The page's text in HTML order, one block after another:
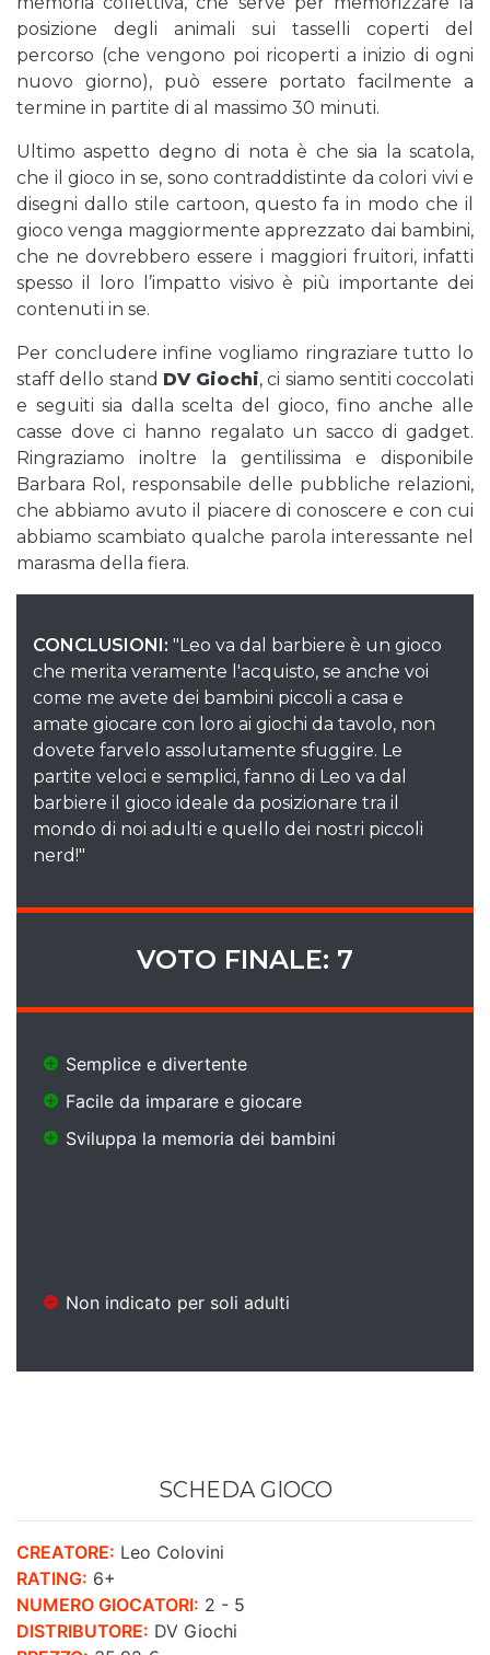
posizione degli animali sui tasselli coperti del
percorso (che vengono poi ricoperti a inizio di ogni
nuovo giorno), può essere portato facilmente a
termine in partite di al massimo 30 minuti.
Ultimo aspetto degno di nota è che sia la scatola,
che il gioco in se, sono contraddistinte da colori vivi e
disegni dallo stile cartoon, questo fa in modo che il
gioco venga maggiormente apprezzato dai bambini,
che ne dovrebbero essere i maggiori fruitori, infatti
spesso il loro l’impatto visivo è più importante dei
contenuti in se.
Per concludere infine vogliamo ringraziare tutto lo
staff dello stand DV Giochi, ci siamo sentiti coccolati
e seguiti sia dalla scelta del gioco, fino anche alle
casse dove ci hanno regalato un sacco di gadget.
Ringraziamo inoltre la gentilissima e disponibile
Barbara Rol, responsabile delle pubbliche relazioni,
che abbiamo avuto il piacere di conoscere e con cui
abbiamo scambiato qualche parola interessante nel
marasma della fiera.
CONCLUSIONI: "Leo va dal barbiere è un gioco
che merita veramente l'acquisto, se anche voi
come me avete dei bambini piccoli a casa e
amate giocare con loro ai giochi da tavolo, non
dovete farvelo assolutamente sfuggire. Le
partite veloci e semplici, fanno di Leo va dal
barbiere il gioco ideale da posizionare tra il
mondo di noi adulti e quello dei nostri piccoli
nerd!"
VOTO FINALE: 7
Semplice e divertente
Facile da imparare e giocare
Sviluppa la memoria dei bambini
Non indicato per soli adulti
SCHEDA GIOCO
CREATORE: Leo Colovini
RATING: 6+
NUMERO GIOCATORI: 2 - 5
DISTRIBUTORE: DV Giochi